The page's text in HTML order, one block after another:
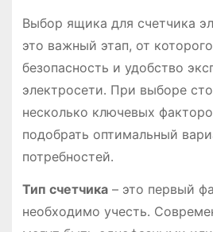
Выбор ящика для счетчика
это важный этап, от
безопасность и удобство
электросети․ При выборе
несколько ключевых
подобрать оптимальный
потребностей․
Тип счетчика– это первый
необходимо учесть․